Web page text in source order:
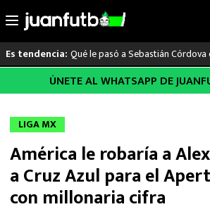
al
Es tendencia: Qué le pasó a Sebastián Córdova
LO ÚLTIMO
LIGA MX
RAYADOS
PUMAS
ÚNETE AL WHATSAPP DE
LIGA MX
América le robaría a
a Cruz Azul para el
con millonaria cifra